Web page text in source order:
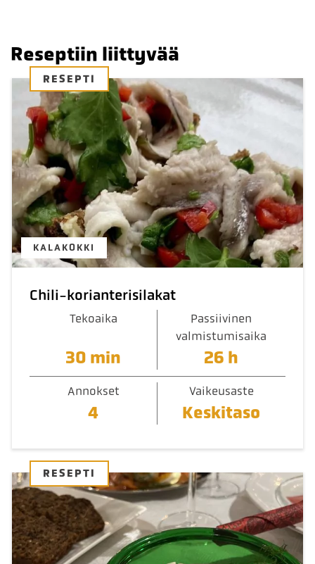
Reseptiin liittyvää
RESEPTI
KALAKOKKI
Chili-korianterisilakat
Tekoaika
30 min
Passiivinen
valmistumisaika
26 h
Annokset
4
Vaikeusaste
Keskitaso
RESEPTI